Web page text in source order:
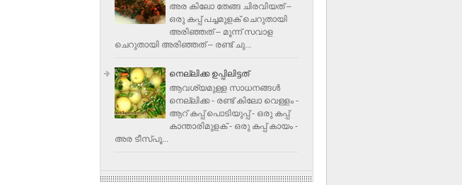
അര കിലോ തേങ്ങ ചിരവിയത് –
ഒരു കപ്പ് പച്ചമുളക് ചെറുതായി
അരിഞ്ഞത് – മൂന്ന് സവാള
ചെറുതായി അരിഞ്ഞത് – രണ്ട് ചു...
നെല്ലിക്ക ഉപ്പിലിട്ടത്
ആവശ്യമുള്ള സാധനങ്ങള്‍
നെല്ലിക്ക - രണ്ട് കിലോ വെള്ളം -
ആറ് കപ്പ് പൊടിയുപ്പ് - ഒരു കപ്പ്
കാന്താരിമുളക് - ഒരു കപ്പ് കായം -
അര ടീസ്പൂ...